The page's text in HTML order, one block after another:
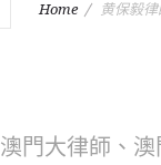
Home 黄保毅律
澳門大律師、